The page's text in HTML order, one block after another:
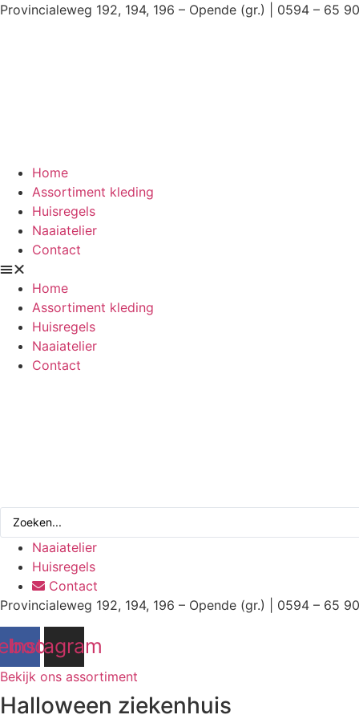
Ga
Provincialeweg 192, 194, 196 – Opende (gr.) | 0594 – 65
Home
Assortiment kleding
Huisregels
Naaiatelier
Contact
Home
Assortiment kleding
Huisregels
Naaiatelier
Contact
Search
Naaiatelier
Huisregels
Contact
Provincialeweg 192, 194, 196 – Opende (gr.) | 0594 – 65
Instagram
Bekijk ons assortiment
Halloween ziekenhuis